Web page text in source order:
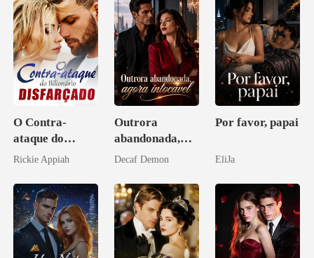
O Contra-
ataque do
Bilionário
Rickie Appiah
Outrora
abandonada,
agora intocável
Decaf Demon
Por favor, papai
EliJa